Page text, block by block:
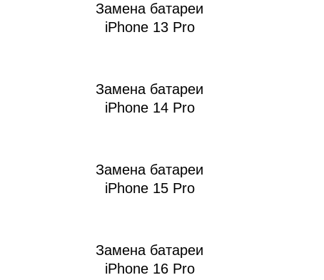
Замена батареи
iPhone 13 Pro
Замена батареи
iPhone 14 Pro
Замена батареи
iPhone 15 Pro
Замена батареи
iPhone 16 Pro